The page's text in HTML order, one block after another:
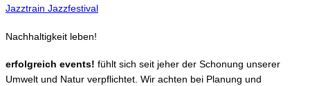
Jazztrain Jazzfestival
Nachhaltigkeit leben!
erfolgreich events! fühlt sich seit jeher der Schonung unserer
Umwelt und Natur verpflichtet. Wir achten bei Planung und